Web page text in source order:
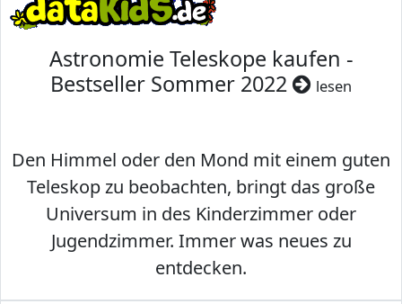
Astronomie Teleskope kaufen -
Bestseller Sommer 2022
lesen
Den Himmel oder den Mond mit einem guten
Teleskop zu beobachten, bringt das große
Universum in des Kinderzimmer oder
Jugendzimmer. Immer was neues zu
entdecken.